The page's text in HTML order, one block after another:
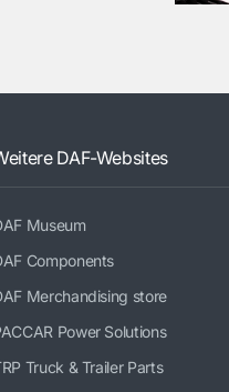
DAF-Websites
Museum
Components
Merchandising store
Power Solutions
Truck & Trailer Parts